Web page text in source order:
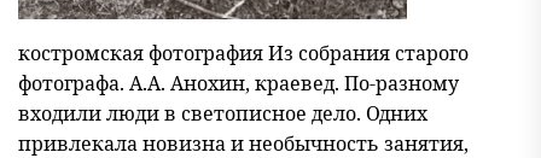
костромская фотография Из собрания старого
фотографа. А.А. Анохин, краевед. По-разному
входили люди в светописное дело. Одних
привлекала новизна и необычность занятия,